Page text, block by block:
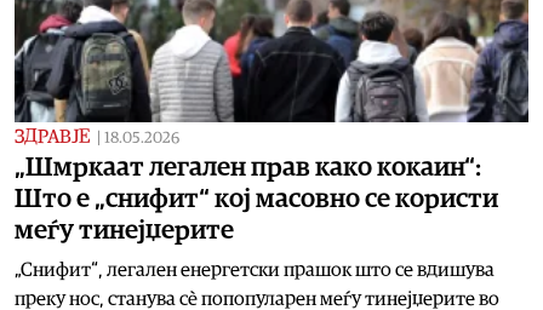
ЗДРАВЈЕ 18.05.2026
„Шмркаат легален прав како кокаин“:
Што е „снифит“ кој масовно се користи
меѓу тинејџерите
„Снифит“, легален енергетски прашок што се вдишува
преку нос, станува сè попопуларен меѓу тинејџерите во